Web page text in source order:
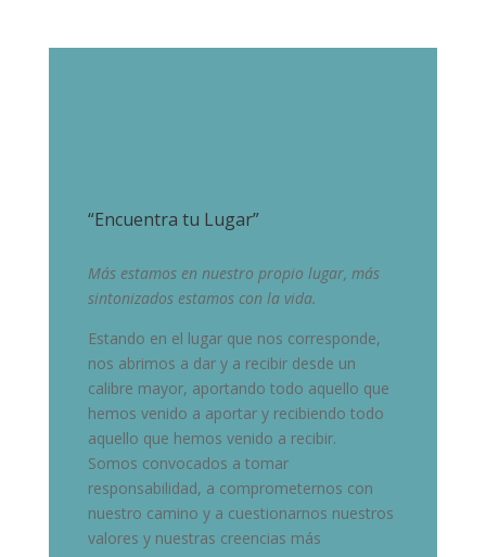
“Encuentra tu Lugar”
Más estamos en nuestro propio lugar, más
sintonizados estamos con la vida.
Estando en el lugar que nos corresponde,
nos abrimos a dar y a recibir desde un
calibre mayor, aportando todo aquello que
hemos venido a aportar y recibiendo todo
aquello que hemos venido a recibir.
Somos convocados a tomar
responsabilidad, a comprometernos con
nuestro camino y a cuestionarnos nuestros
valores y nuestras creencias más